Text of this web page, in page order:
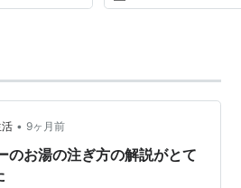
• 9ヶ月前
のお湯の注ぎ方の解説がとて